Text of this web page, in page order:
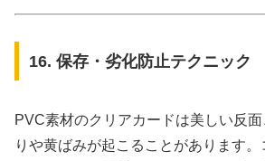
16. 保存・劣化防止テクニック
PVC素材のクリアカードは美しい反
りや黄ばみが起こることがあります